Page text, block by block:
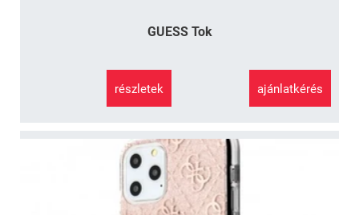
GUESS Tok
részletek ajánlatkérés